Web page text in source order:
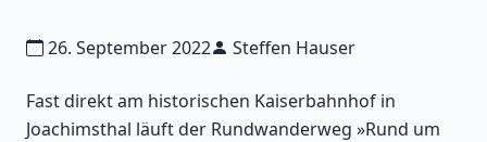
26. September 2022 Steffen Hauser
Fast direkt am historischen Kaiserbahnhof in
Joachimsthal läuft der Rundwanderweg »Rund um